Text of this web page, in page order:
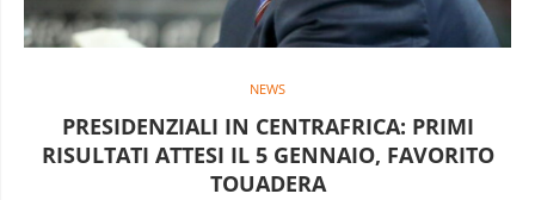
NEWS
PRESIDENZIALI IN CENTRAFRICA: PRIMI
RISULTATI ATTESI IL 5 GENNAIO, FAVORITO
TOUADERA